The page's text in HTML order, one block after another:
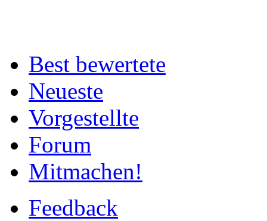
Best bewertete
Neueste
Vorgestellte
Forum
Mitmachen!
Feedback